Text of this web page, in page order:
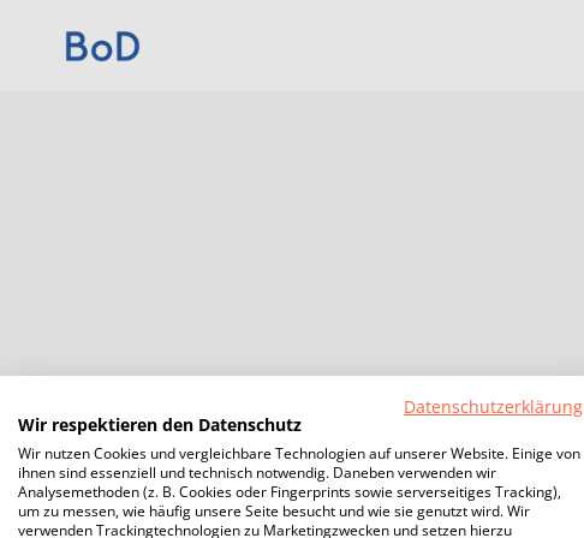
Datenschutzerklärung
Wir respektieren den Datenschutz
Wir nutzen Cookies und vergleichbare Technologien auf unserer Website. Einige von
ihnen sind essenziell und technisch notwendig. Daneben verwenden wir
Analysemethoden (z. B. Cookies oder Fingerprints sowie serverseitiges Tracking),
um zu messen, wie häufig unsere Seite besucht und wie sie genutzt wird. Wir
verwenden Trackingtechnologien zu Marketingzwecken und setzen hierzu